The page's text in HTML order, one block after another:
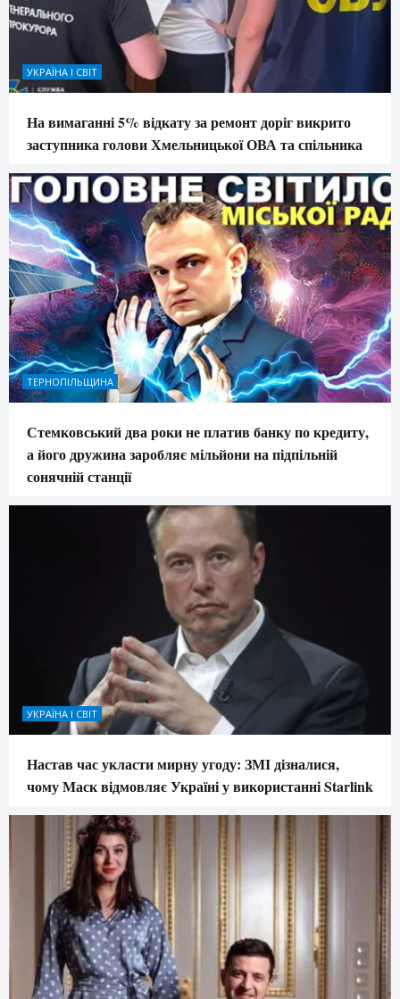
УКРАЇНА І СВІТ
На вимаганні 5% відкату за ремонт доріг викрито
заступника голови Хмельницької ОВА та спільника
ТЕРНОПІЛЬЩИНА
Стемковський два роки не платив банку по кредиту,
а його дружина заробляє мільйони на підпільній
сонячній станції
УКРАЇНА І СВІТ
Настав час укласти мирну угоду: ЗМІ дізналися,
чому Маск відмовляє Україні у використанні Starlink